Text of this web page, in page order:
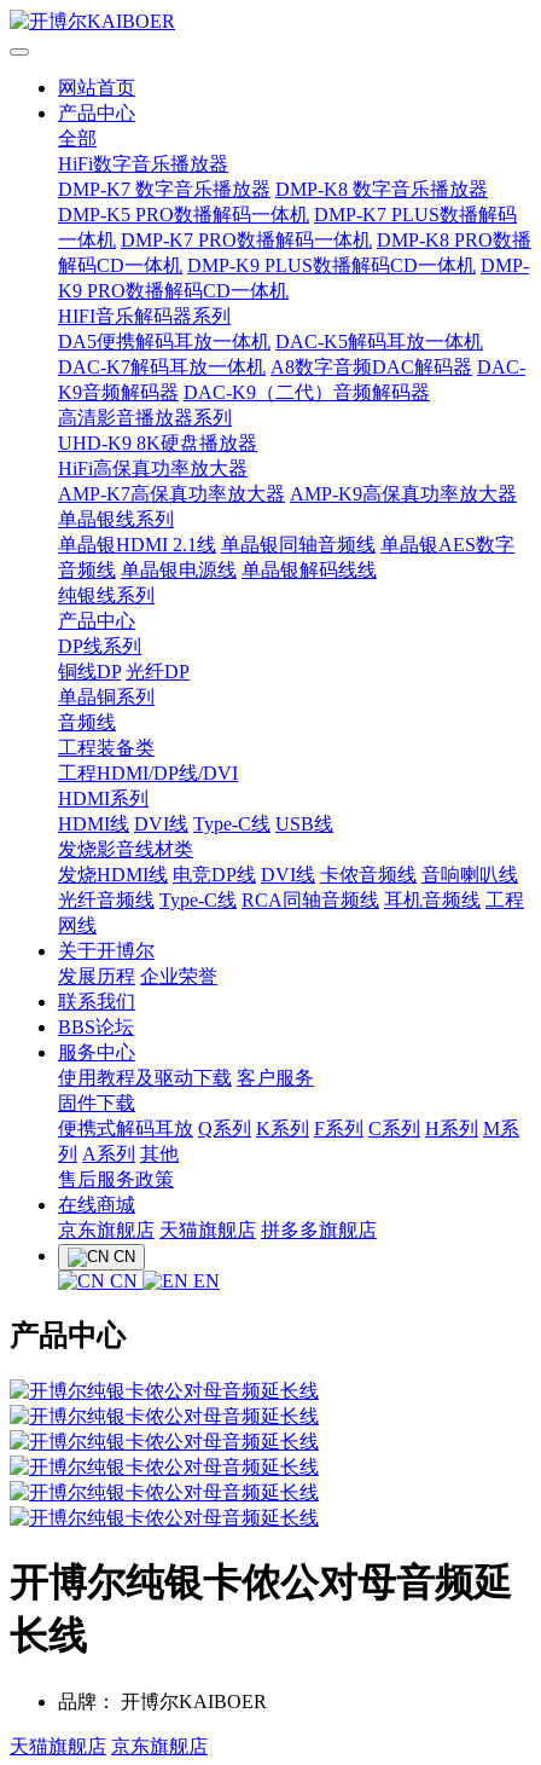
网站首页
产品中心
全部
HiFi数字音乐播放器
DMP-K7 数字音乐播放器 DMP-K8 数字音乐播放器
DMP-K5 PRO数播解码一体机 DMP-K7 PLUS数播解码
一体机 DMP-K7 PRO数播解码一体机 DMP-K8 PRO数播
解码CD一体机 DMP-K9 PLUS数播解码CD一体机 DMP-
K9 PRO数播解码CD一体机
HIFI音乐解码器系列
DA5便携解码耳放一体机 DAC-K5解码耳放一体机
DAC-K7解码耳放一体机 A8数字音频DAC解码器 DAC-
K9音频解码器 DAC-K9（二代）音频解码器
高清影音播放器系列
UHD-K9 8K硬盘播放器
HiFi高保真功率放大器
AMP-K7高保真功率放大器 AMP-K9高保真功率放大器
单晶银线系列
单晶银HDMI 2.1线 单晶银同轴音频线 单晶银AES数字
音频线 单晶银电源线 单晶银解码线线
纯银线系列
产品中心
DP线系列
铜线DP 光纤DP
单晶铜系列
音频线
工程装备类
工程HDMI/DP线/DVI
HDMI系列
HDMI线 DVI线 Type-C线 USB线
发烧影音线材类
发烧HDMI线 电竞DP线 DVI线 卡侬音频线 音响喇叭线
光纤音频线 Type-C线 RCA同轴音频线 耳机音频线 工程
网线
关于开博尔
发展历程 企业荣誉
联系我们
BBS论坛
服务中心
使用教程及驱动下载 客户服务
固件下载
便携式解码耳放 Q系列 K系列 F系列 C系列 H系列 M系
列 A系列 其他
售后服务政策
在线商城
京东旗舰店 天猫旗舰店 拼多多旗舰店
CN
CN EN
产品中心
开博尔纯银卡侬公对母音频延
长线
品牌： 开博尔KAIBOER
天猫旗舰店 京东旗舰店